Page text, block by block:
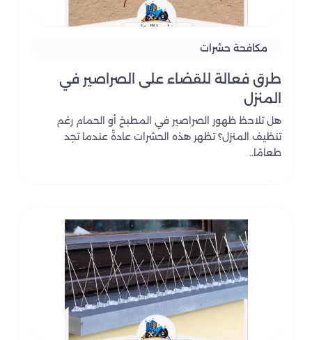
مكافحة حشرات
طرق فعالة للقضاء على الصراصير في
المنزل
هل تلاحظ ظهور الصراصير في المطبخ أو الحمام رغم
تنظيف المنزل؟ تظهر هذه الحشرات عادةً عندما تجد
طعامًا..